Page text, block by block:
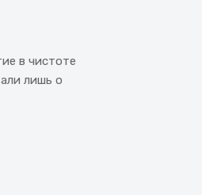
в чистоте
лишь о